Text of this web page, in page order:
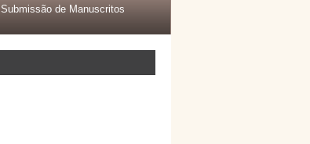
Submissão de Manuscritos